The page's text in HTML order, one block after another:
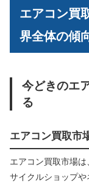
エアコン買
界全体の傾
今どきのエ
る
エアコン買取市
エアコン買取市場
サイクルショップ